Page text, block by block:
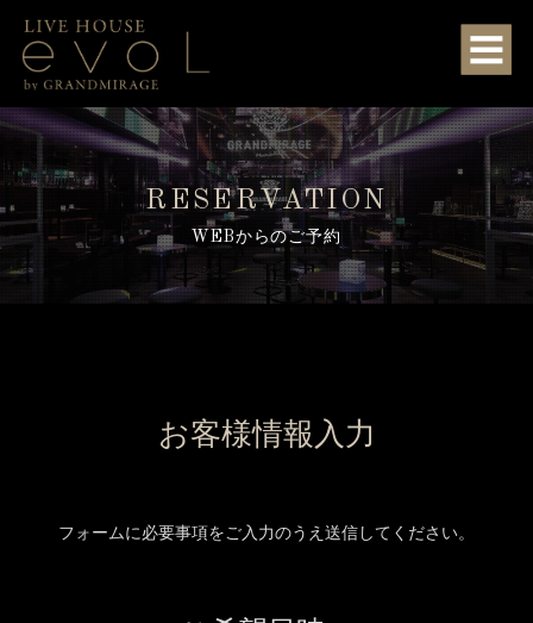
RESERVATION
WEBからのご予約
お客様情報入力
フォームに必要事項をご入力のうえ送信してください。